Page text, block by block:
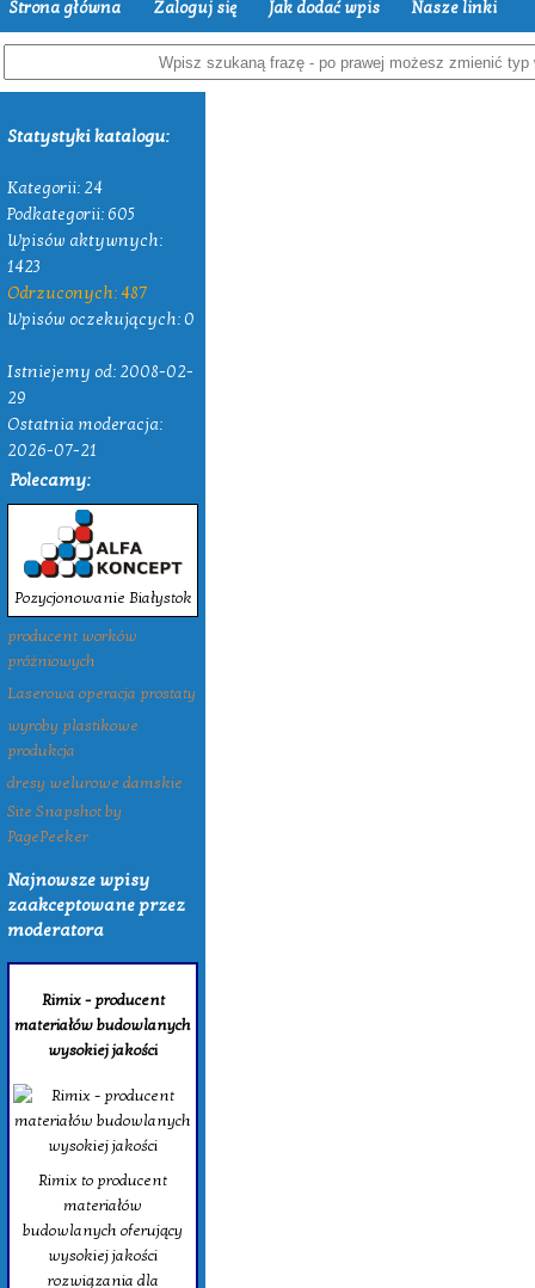
Strona główna Zaloguj się Jak dodać wpis Nasze linki
Statystyki katalogu:
Kategorii: 24
Podkategorii: 605
Wpisów aktywnych:
1423
Odrzuconych: 487
Wpisów oczekujących: 0
Istniejemy od: 2008-02-
29
Ostatnia moderacja:
2026-07-21
Polecamy:
Pozycjonowanie Białystok
producent worków
próżniowych
Laserowa operacja prostaty
wyroby plastikowe
produkcja
dresy welurowe damskie
Site Snapshot by
PagePeeker
Najnowsze wpisy
zaakceptowane przez
moderatora
Rimix - producent
materiałów budowlanych
wysokiej jakości
Rimix to producent
materiałów
budowlanych oferujący
wysokiej jakości
rozwiązania dla